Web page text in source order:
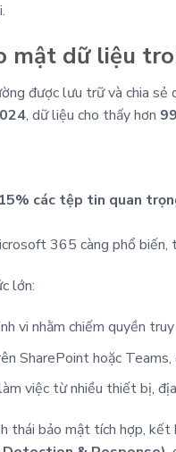
mật dữ liệu
được lưu trữ và chia sẻ
, dữ liệu cho thấy hơn
15% các tệp tin quan
365 càng phổ
lớn:
vi nhằm chiếm quyền
SharePoint hoặc
việc từ nhiều thiết bị,
thái bảo mật tích hợp, kết